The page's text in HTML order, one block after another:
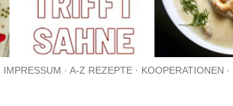
IMPRESSUM A-Z REZEPTE KOOPERATIONEN